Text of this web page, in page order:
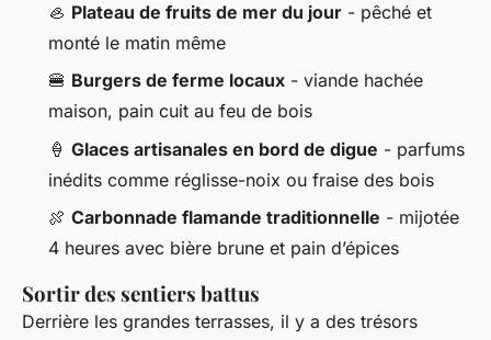
🦪 Plateau de fruits de mer du jour - pêché et
monté le matin même
🍔 Burgers de ferme locaux - viande hachée
maison, pain cuit au feu de bois
🍦 Glaces artisanales en bord de digue - parfums
inédits comme réglisse-noix ou fraise des bois
🍖 Carbonnade flamande traditionnelle - mijotée
4 heures avec bière brune et pain d’épices
Sortir des sentiers battus
Derrière les grandes terrasses, il y a des trésors